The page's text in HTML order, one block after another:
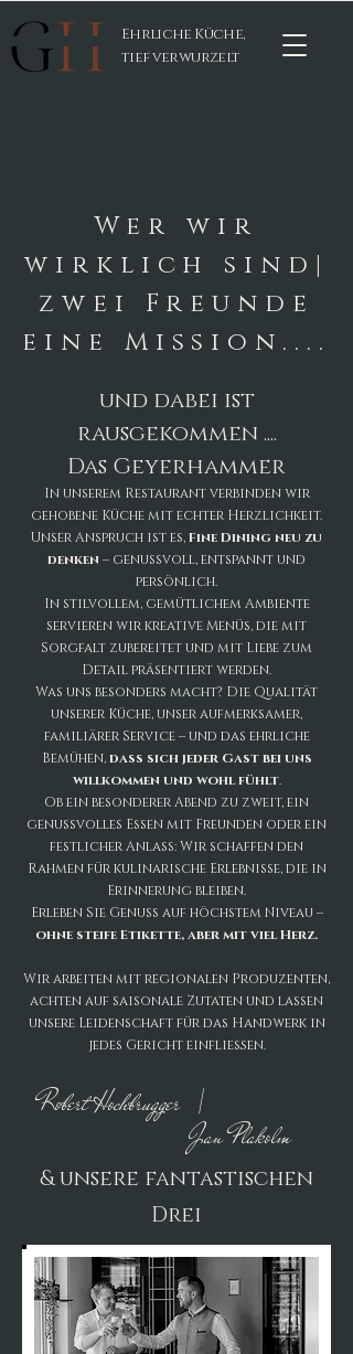
Ehrliche Küche,
tief verwurzelt
Wer wir
wirklich sind|
zwei Freunde
eine Mission....
und dabei ist
rausgekommen ....
Das Geyerhammer
In unserem Restaurant verbinden wir
gehobene Küche mit echter Herzlichkeit.
Unser Anspruch ist es,Fine Dining neu zu
denken– genussvoll, entspannt und
persönlich.
In stilvollem, gemütlichem Ambiente
servieren wir kreative Menüs, die mit
Sorgfalt zubereitet und mit Liebe zum
Detail präsentiert werden.
Was uns besonders macht? Die Qualität
unserer Küche, unser aufmerksamer,
familiärer Service – und das ehrliche
Bemühen,dass sich jeder Gast bei uns
willkommen und wohl fühlt.
Ob ein besonderer Abend zu zweit, ein
genussvolles Essen mit Freunden oder ein
festlicher Anlass: Wir schaffen den
Rahmen für kulinarische Erlebnisse, die in
Erinnerung bleiben.
Erleben Sie Genuss auf höchstem Niveau –
ohne steife Etikette, aber mit viel Herz.
Wir arbeiten mit regionalen Produzenten,
achten auf saisonale Zutaten und lassen
unsere Leidenschaft für das Handwerk in
jedes Gericht einfließen.
Robert Hochbrugger |
Jan Plakolm
& unsere fantastischen
Drei